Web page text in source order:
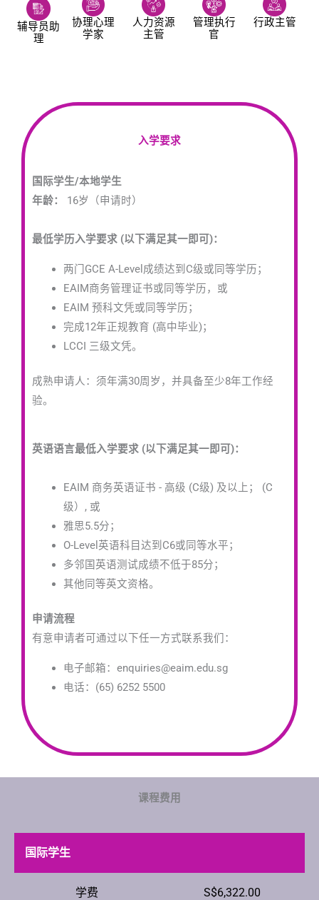
辅导员助
理
协理心理
学家
人力资源
主管
管理执行
官
行政主管
入学要求
国际学生/本地学生
年龄：
16岁（申请时）
最低学历入学要求 (以下满足其一即可)：
两门GCE A-Level成绩达到C级或同等学历；
EAIM商务管理证书或同等学历，或
EAIM 预科文凭或同等学历；
完成12年正规教育 (高中毕业)；
LCCI 三级文凭。
成熟申请人：须年满30周岁，并具备至少8年工作经
验。
英语语言最低入学要求 (以下满足其一即可)：
EAIM 商务英语证书 - 高级 (C级) 及以上； (C
级） , 或
雅思5.5分；
O-Level英语科目达到C6或同等水平；
多邻国英语测试成绩不低于85分；
其他同等英文资格。
申请流程
有意申请者可通过以下任一方式联系我们：
电子邮箱：enquiries@eaim.edu.sg
电话：(65) 6252 5500
课程费用
国际学生
学费 S$6,322.00